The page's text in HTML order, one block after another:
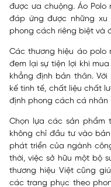
được ưa chuộng. Áo
đáp ứng được những
phong cách riêng biệt và
Các thương hiệu áo polo
đem lại sự tiện lợi khi
khẳng định bản thân.
kế tinh tế, chất liệu chất
định phong cách cá nhân
Chọn lựa các sản phẩm
không chỉ đầu tư vào
phát triển của ngành
thời, việc sở hữu một bộ
thương hiệu Việt cũng
các trang phục theo